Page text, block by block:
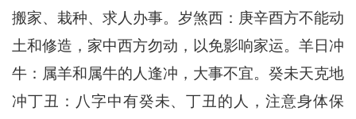
搬家、栽种、求人办事。岁煞西：庚辛酉方不能动
土和修造，家中西方勿动，以免影响家运。羊日冲
牛：属羊和属牛的人逢冲，大事不宜。癸未天克地
冲丁丑：八字中有癸未、丁丑的人，注意身体保